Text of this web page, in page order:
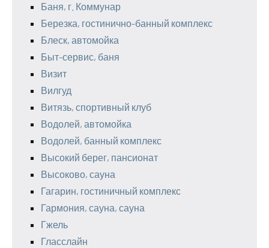
Баня, г. Коммунар
Березка, гостинично-банный комплекс
Блеск, автомойка
Быт-сервис, баня
Визит
Вилгуд
Витязь, спортивный клуб
Водолей, автомойка
Водолей, банный комплекс
Высокий берег, пансионат
Высоково, сауна
Гагарин, гостиничный комплекс
Гармония, сауна, сауна
Гжель
Гласслайн